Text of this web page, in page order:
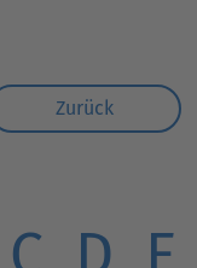
Zurück